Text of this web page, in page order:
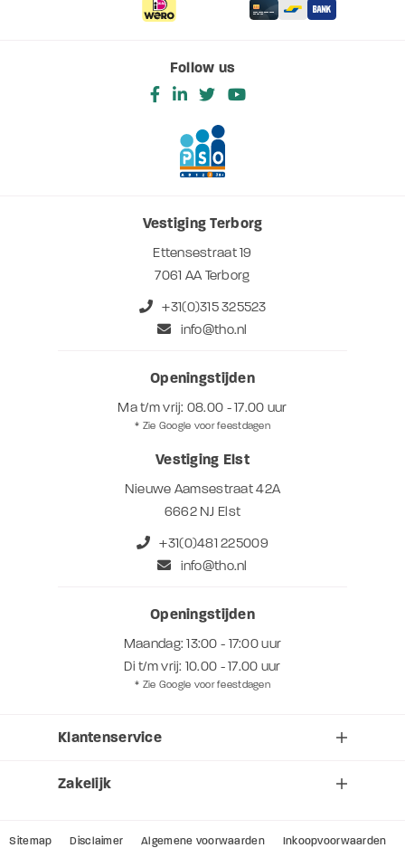
Follow us
Vestiging Terborg
Ettensestraat 19
7061 AA Terborg
+31(0)315 325523
info@tho.nl
Openingstijden
Ma t/m vrij: 08.00 - 17.00 uur
* Zie Google voor feestdagen
Vestiging Elst
Nieuwe Aamsestraat 42A
6662 NJ Elst
+31(0)481 225009
info@tho.nl
Openingstijden
Maandag: 13:00 - 17:00 uur
Di t/m vrij: 10.00 - 17.00 uur
* Zie Google voor feestdagen
Klantenservice
Zakelijk
Sitemap Disclaimer Algemene voorwaarden Inkoopvoorwaarden